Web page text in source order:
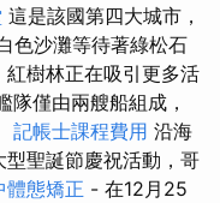
這是該國第四大城市，
色沙灘等待著綠松石
樹林正在吸引更多活
隊僅由兩艘船組成，
記帳士課程費用 沿海
聖誕節慶祝活動，哥
體態矯正 - 在12月25